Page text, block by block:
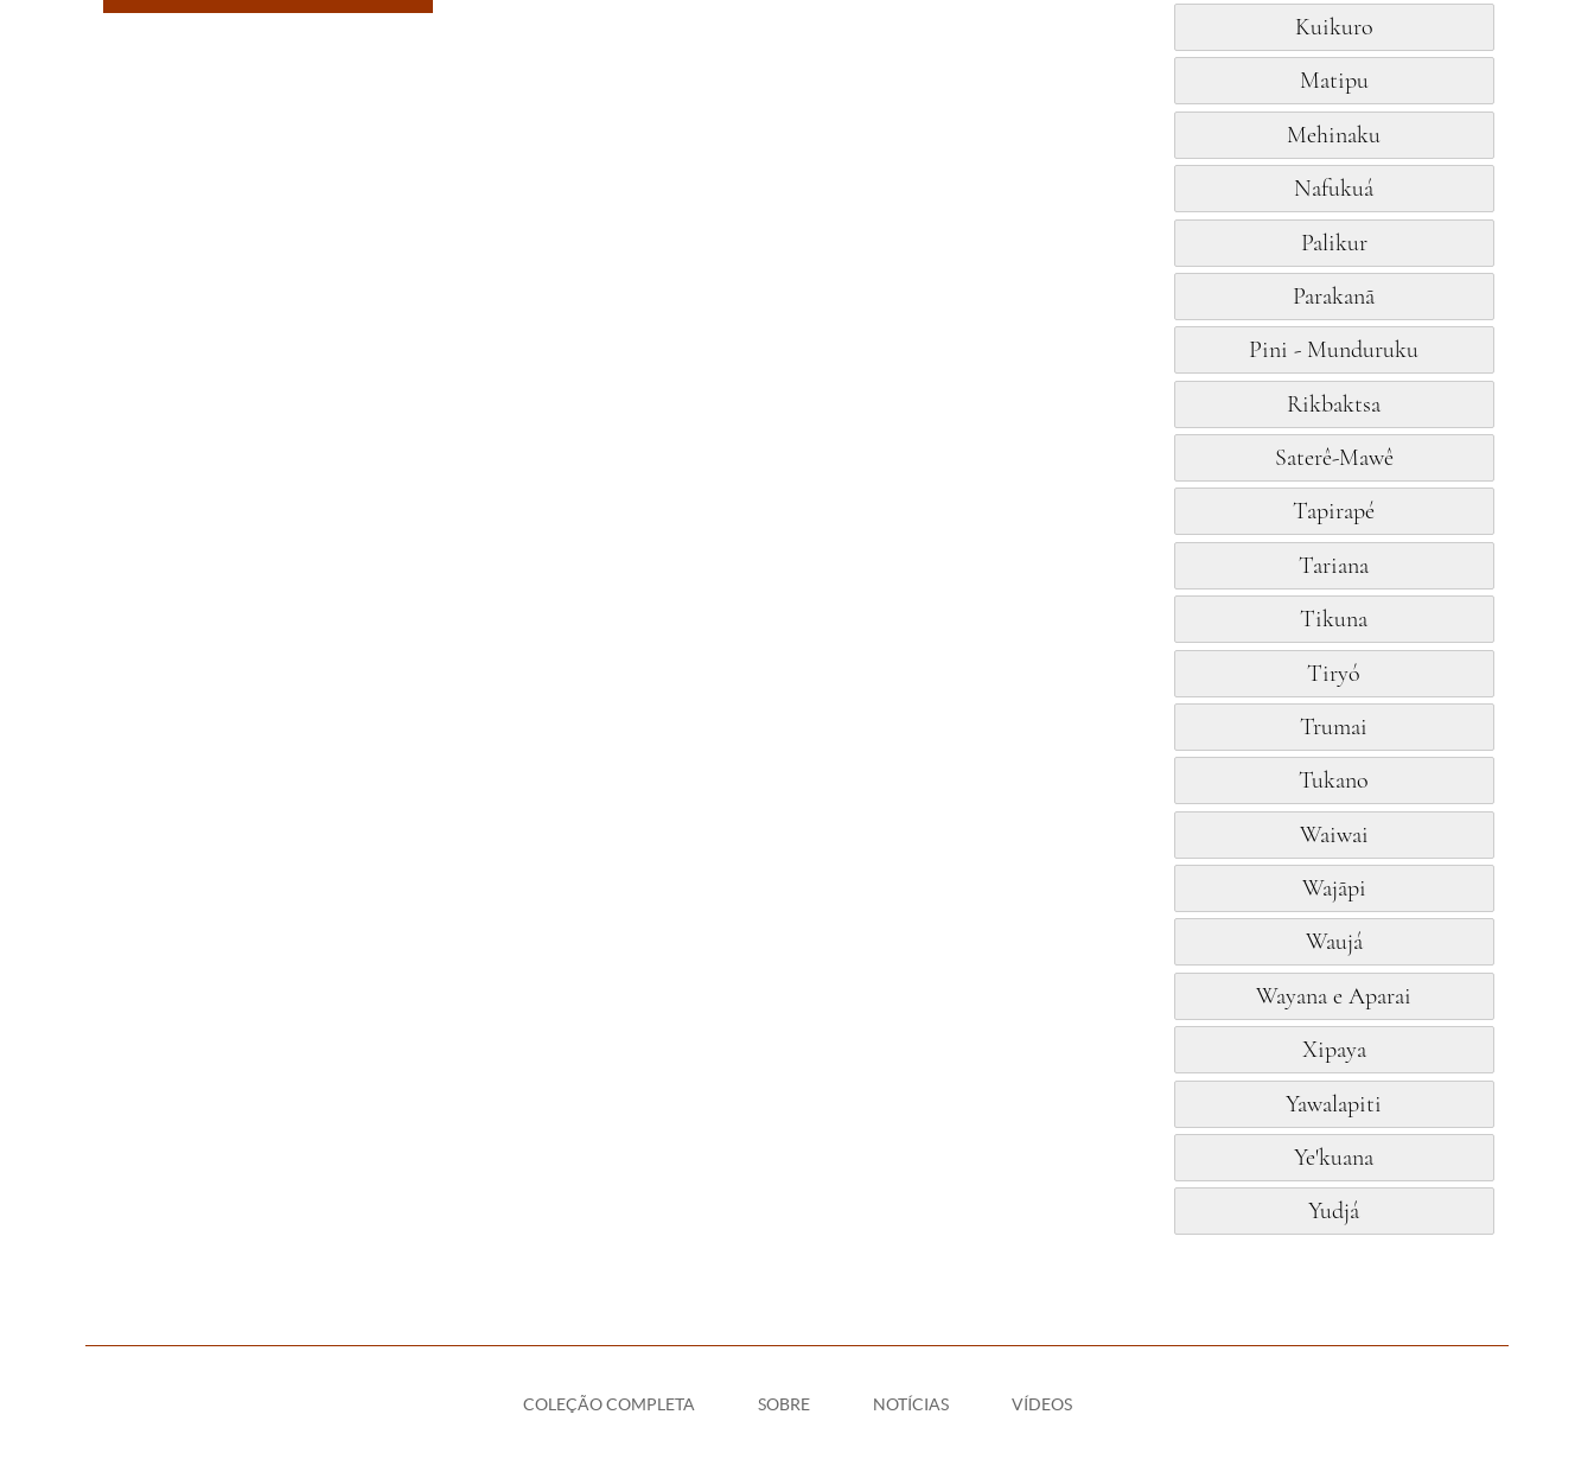
Kuikuro
Matipu
Mehinaku
Nafukuá
Palikur
Parakanã
Pini - Munduruku
Rikbaktsa
Saterê-Mawê
Tapirapé
Tariana
Tikuna
Tiryó
Trumai
Tukano
Waiwai
Wajãpi
Waujá
Wayana e Aparai
Xipaya
Yawalapiti
Ye'kuana
Yudjá
COLEÇÃO COMPLETA SOBRE NOTÍCIAS VÍDEOS